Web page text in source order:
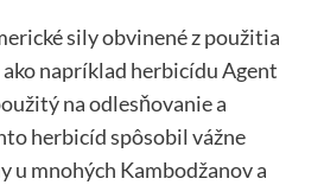
sily obvinené z použitia
napríklad herbicídu Agent
na odlesňovanie a
herbicíd spôsobil vážne
u mnohých Kambodžanov a